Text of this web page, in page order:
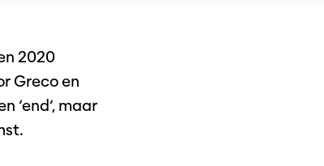
2020
Greco en
‘end’, maar